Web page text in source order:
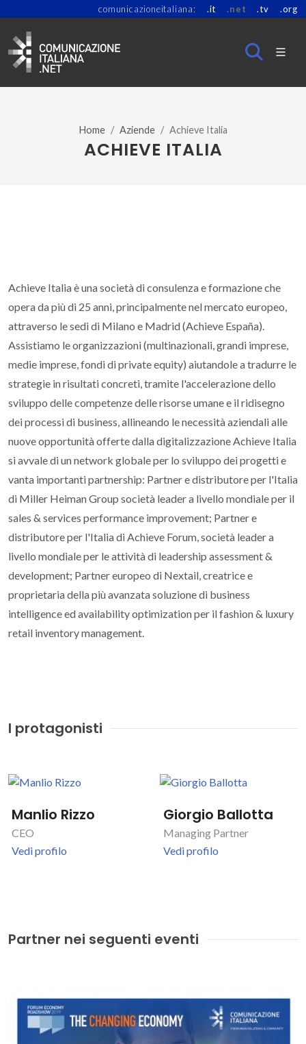
comunicazioneitaliana: .it .net .tv .org
Home Aziende Achieve Italia
ACHIEVE ITALIA
Achieve Italia è una società di consulenza e formazione che
opera da più di 25 anni, principalmente nel mercato europeo,
attraverso le sedi di Milano e Madrid (Achieve España).
Assistiamo le organizzazioni (multinazionali, grandi imprese,
medie imprese, fondi di private equity) aiutandole a tradurre le
strategie in risultati concreti, tramite l'accelerazione dello
sviluppo delle competenze delle risorse umane e il ridisegno
dei processi di business, allineando le necessità aziendali alle
nuove opportunità offerte dalla digitalizzazione Achieve Italia
si avvale di un network globale per lo sviluppo dei progetti e
vanta importanti partnership: Partner e distributore per l'Italia
di Miller Heiman Group società leader a livello mondiale per il
sales & services performance improvement; Partner e
distributore per l'Italia di Achieve Forum, società leader a
livello mondiale per le attività di leadership assessment &
development; Partner europeo di Nextail, creatrice e
proprietaria della più avanzata soluzione di business
intelligence ed availability optimization per il fashion & luxury
retail inventory management.
I protagonisti
Manlio Rizzo
CEO
Vedi profilo
Giorgio Ballotta
Managing Partner
Vedi profilo
Partner nei seguenti eventi